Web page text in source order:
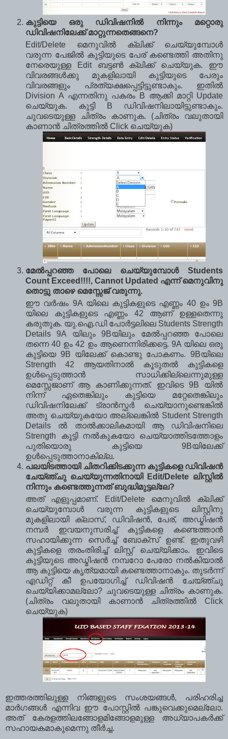
കുട്ടിയെ ഒരു ഡിവിഷനില്‍ നിന്നും മറ്റൊരു
ഡിവിഷനിലേക്ക് മാറ്റുന്നതെങ്ങനെ?
Edit/Delete മെനുവില്‍ ക്ലിക്ക് ചെയ്യുമ്പോള്‍
വരുന്ന പേജില്‍ കുട്ടിയുടെ പേര് കണ്ടെത്തി അതിനു
നേരെയുള്ള Edit ബട്ടണ്‍ ക്ലിക്ക് ചെയ്യുക. ഈ
വിവരങ്ങള്‍ക്കു മുകളിലായി കുട്ടിയുടെ പേരും
വിവരങ്ങളും പ്രത്യക്ഷപ്പെട്ടിട്ടുണ്ടാകും. ഇതില്‍
Division A എന്നതിനു പകരം B ആക്കി മാറ്റി Update
ചെയ്യുക. കുട്ടി B ഡിവിഷനിലായിട്ടുണ്ടാകും.
ചുവടെയുള്ള ചിത്രം കാണുക. (ചിത്രം വലുതായി
കാണാന്‍ ചിത്രത്തില്‍ Click ചെയ്യുക)
മേല്‍പ്പറഞ്ഞ പോലെ ചെയ്യുമ്പോള്‍ Students
Count Exceed!!!!, Cannot Updated എന്ന് മെനുവിനു
തൊട്ടു താഴെ മെസ്സേജ് വരുന്നു.
ഈ വര്‍ഷം 9A യിലെ കുട്ടികളുടെ എണ്ണം 40 ഉം 9B
യിലെ കുട്ടികളുടെ എണ്ണം 42 ആണ് ഉള്ളതെന്നു
കരുതുക. യു.ഐ.ഡി പോര്‍ട്ടലിലെ Students Strength
Details 9A യിലും 9Bയിലും മേല്‍പ്പറഞ്ഞ പോലെ
തന്നെ 40 ഉം 42 ഉം ആണെന്നിരിക്കട്ടെ. 9A യിലെ ഒരു
കുട്ടിയെ 9B യിലേക്ക് കൊണ്ടു പോകണം. 9Bയിലെ
Strength 42 ആയതിനാല്‍ കൂടുതല്‍ കുട്ടികളെ
ഉള്‍പ്പെടുത്താന്‍ സാധിക്കില്ലെന്നുമുള്ള
മെസ്സേജാണ് ആ കാണിക്കുന്നത്. ഇവിടെ 9B യില്‍
നിന്ന് ഏതെങ്കിലും കുട്ടിയെ മറ്റേതെങ്കിലും
ഡിവിഷനിലേക്ക് ട്രാന്‍സ്ഫര്‍ ചെയ്യാനുണ്ടെങ്കില്‍
അതു ചെയ്യുകയോ അല്ലെങ്കില്‍ Student Strength
Details ല്‍ താല്‍ക്കാലികമായി ആ ഡിവിഷനിലെ
Strength കൂട്ടി നല്‍കുകയോ ചെയ്യാത്തിടത്തോളം
പുതിയൊരു കുട്ടിയെ 9Bയിലേക്ക്
ഉള്‍പ്പെടുത്താനാകില്ല.
പലയിടത്തായി ചിതറിക്കിടക്കുന്ന കുട്ടികളെ ഡിവിഷന്‍
ചേയ്ഞ്ചു ചെയ്യുന്നതിനായി Edit/Delete ലിസ്റ്റില്‍
നിന്നും കണ്ടെത്തുന്നത് ബുദ്ധിമുട്ടല്ലേ?
അത് എളുപ്പമാണ്. Edit/Delete മെനുവില്‍ ക്ലിക്ക്
ചെയ്യുമ്പോള്‍ വരുന്ന കുട്ടികളുടെ ലിസ്റ്റിനു
മുകളിലായി ക്ലാസ്, ഡിവിഷന്‍, പേര്, അഡ്മിഷന്‍
നമ്പര്‍ ഇവയനുസരിച്ച് കുട്ടികളെ കണ്ടെത്താന്‍
സഹായിക്കുന്ന സെര്‍ച്ച് ബോക്സ് ഉണ്ട്. ഇതുവഴി
കുട്ടികളെ തരംതിരിച്ച് ലിസ്റ്റ് ചെയ്യിക്കാം. ഇവിടെ
കുട്ടിയുടെ അഡ്മിഷന്‍ നമ്പറോ പേരോ നല്‍കിയാല്‍
ആ കുട്ടിയെ കൃത്യമായി കണ്ടെത്താനാകും. തുടര്‍ന്ന്
എഡിറ്റ് കീ ഉപയോഗിച്ച് ഡിവിഷന്‍ ചേയ്ഞ്ചു
ചെയ്യിക്കാമല്ലോ? ചുവടെയുള്ള ചിത്രം കാണുക.
(ചിത്രം വലുതായി കാണാന്‍ ചിത്രത്തില്‍ Click
ചെയ്യുക)
ഇത്തരത്തിലുള്ള നിങ്ങളുടെ സംശയങ്ങള്‍, പരിഹരിച്ച
മാര്‍ഗങ്ങള്‍ എന്നിവ ഈ പോസ്റ്റില്‍ പങ്കുവെക്കുമെല്ലോ.
അത് കേരളത്തിലങ്ങോളമിങ്ങോളമുള്ള അധ്യാപകര്‍ക്ക്
സഹായകമാകുമെന്നു തീര്‍ച്ച.